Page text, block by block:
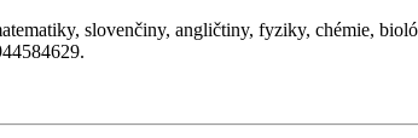
slovenčiny, angličtiny, fyziky, chémie,